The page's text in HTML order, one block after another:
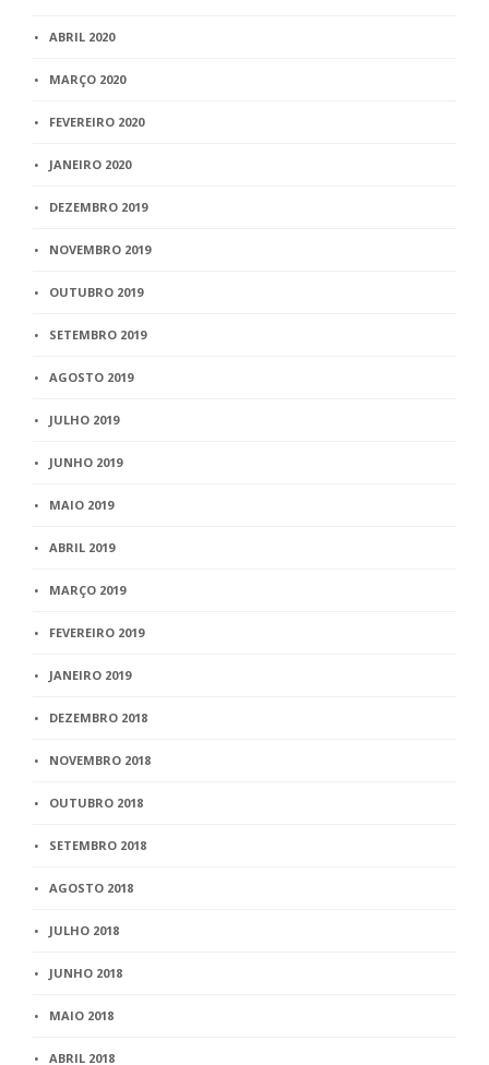
ABRIL 2020
MARÇO 2020
FEVEREIRO 2020
JANEIRO 2020
DEZEMBRO 2019
NOVEMBRO 2019
OUTUBRO 2019
SETEMBRO 2019
AGOSTO 2019
JULHO 2019
JUNHO 2019
MAIO 2019
ABRIL 2019
MARÇO 2019
FEVEREIRO 2019
JANEIRO 2019
DEZEMBRO 2018
NOVEMBRO 2018
OUTUBRO 2018
SETEMBRO 2018
AGOSTO 2018
JULHO 2018
JUNHO 2018
MAIO 2018
ABRIL 2018